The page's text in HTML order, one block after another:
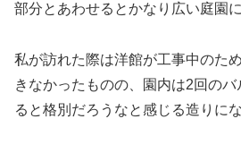
部分とあわせるとかなり広い庭園
私が訪れた際は洋館が工事中のた
きなかったものの、園内は2回の
ると格別だろうなと感じる造りに